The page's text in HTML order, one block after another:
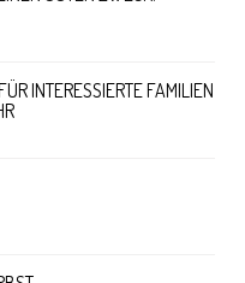
INTERESSIERTE FAMILIEN